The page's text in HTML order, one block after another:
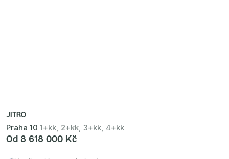
JITRO
Praha 10 1+kk, 2+kk, 3+kk, 4+kk
Od 8 618 000 Kč